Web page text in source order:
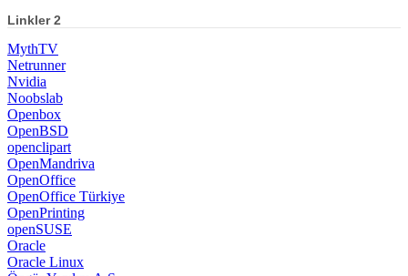
Linkler 2
MythTV
Netrunner
Nvidia
Noobslab
Openbox
OpenBSD
openclipart
OpenMandriva
OpenOffice
OpenOffice Türkiye
OpenPrinting
openSUSE
Oracle
Oracle Linux